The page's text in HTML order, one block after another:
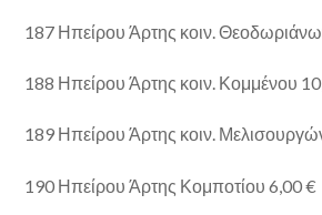
187 Ηπείρου Άρτης κοιν.
188 Ηπείρου Άρτης κοιν. Κομμένου
189 Ηπείρου Άρτης κοιν.
190 Ηπείρου Άρτης Κομποτίου 6,00 €